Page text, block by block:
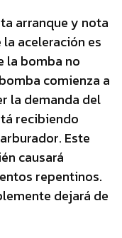
arranque y nota
aceleración es
la bomba no
comienza a
la demanda del
recibiendo
Este
causará
repentinos.
dejará de